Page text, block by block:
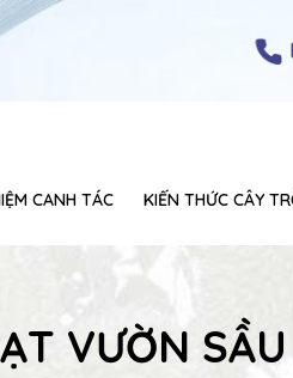
CANH TÁC KIẾN THỨC CÂY
VƯỜN